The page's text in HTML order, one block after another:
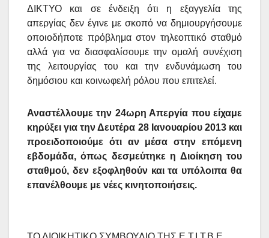
ΔΙΚΤΥΟ και σε ένδειξη ότι η εξαγγελία της
απεργίας δεν έγινε με σκοπό να δημιουργήσουμε
οποιοδήποτε πρόβλημα στον τηλεοπτικό σταθμό
αλλά για να διασφαλίσουμε την ομαλή συνέχιση
της λειτουργίας του και την ενδυνάμωση του
δημόσιου και κοινωφελή ρόλου που επιτελεί.
Αναστέλλουμε την 24ωρη Απεργία που είχαμε
κηρύξει για την Δευτέρα 28 Ιανουαρίου 2013 και
προειδοποιούμε ότι αν μέσα στην επόμενη
εβδομάδα, όπως δεσμεύτηκε η Διοίκηση του
σταθμού, δεν εξοφληθούν και τα υπόλοιπα θα
επανέλθουμε με νέες κινητοποιήσεις.